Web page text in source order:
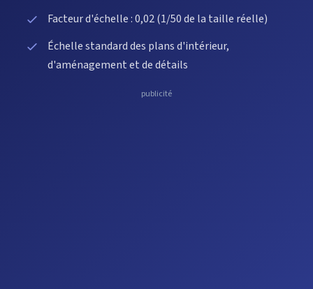
Facteur d'échelle : 0,02 (1/50 de la taille réelle)
Échelle standard des plans d'intérieur,
d'aménagement et de détails
publicité